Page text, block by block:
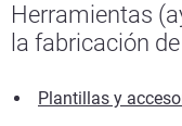
Herramientas
la fabricación
Plantillas y